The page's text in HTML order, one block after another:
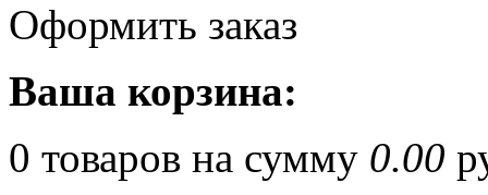
Оформить заказ
Ваша корзина:
0 товаров на сумму 0.00